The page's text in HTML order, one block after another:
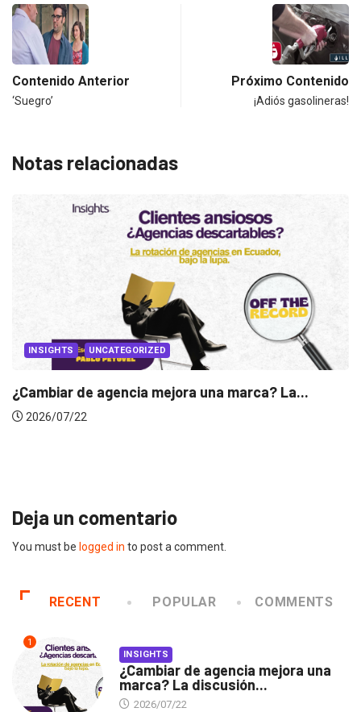
Contenido Anterior
‘Suegro’
Próximo Contenido
¡Adiós gasolineras!
Notas relacionadas
INSIGHTS UNCATEGORIZED
¿Cambiar de agencia mejora una marca? La...
2026/07/22
Deja un comentario
You must be logged in to post a comment.
RECENT POPULAR COMMENTS
1
INSIGHTS
¿Cambiar de agencia mejora una
marca? La discusión...
2026/07/22